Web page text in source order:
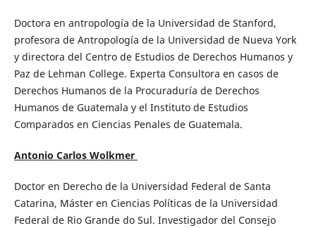
Doctora en antropología de la Universidad de Stanford,
profesora de Antropología de la Universidad de Nueva York
y directora del Centro de Estudios de Derechos Humanos y
Paz de Lehman College. Experta Consultora en casos de
Derechos Humanos de la Procuraduría de Derechos
Humanos de Guatemala y el Instituto de Estudios
Comparados en Ciencias Penales de Guatemala.
Antonio Carlos Wolkmer
Doctor en Derecho de la Universidad Federal de Santa
Catarina, Máster en Ciencias Políticas de la Universidad
Federal de Rio Grande do Sul. Investigador del Consejo